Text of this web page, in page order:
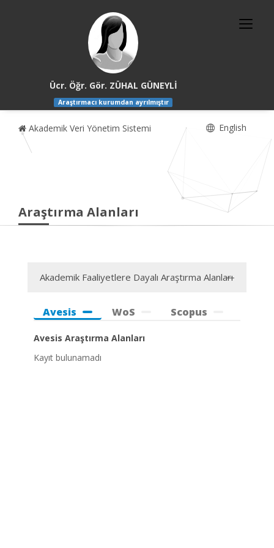
Ücr. Öğr. Gör. ZÜHAL GÜNEYLİ
Araştırmacı kurumdan ayrılmıştır
Akademik Veri Yönetim Sistemi English
Araştırma Alanları
Akademik Faaliyetlere Dayalı Araştırma Alanları
Avesis WoS Scopus
Avesis Araştırma Alanları
Kayıt bulunamadı